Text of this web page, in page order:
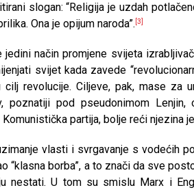
slogan: “Religija je uzdah
Ona je opijum naroda”. [3]
jedini način promjene svijeta
svijet kada zavede
revolucije. Ciljeve, pak, mase za
poznatiji pod pseudonimom Lenjin,
partija, bolje reći njezina
vlasti i svrgavanje s vodećih
“klasna borba”, a to znači da sve
nestati. U tom su smislu Marx i